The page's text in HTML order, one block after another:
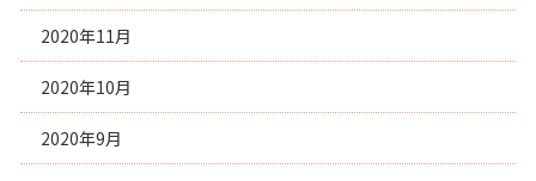
2020年11月
2020年10月
2020年9月